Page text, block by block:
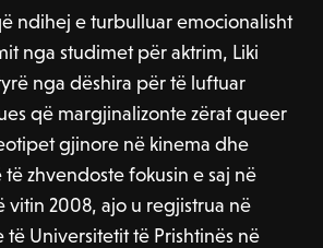
ndihej e turbulluar emocionalisht
nga studimet për aktrim, Liki
nga dëshira për të luftuar
që margjinalizonte zërat queer
gjinore në kinema dhe
zhvendoste fokusin e saj në
vitin 2008, ajo u regjistrua në
të Universitetit të Prishtinës në